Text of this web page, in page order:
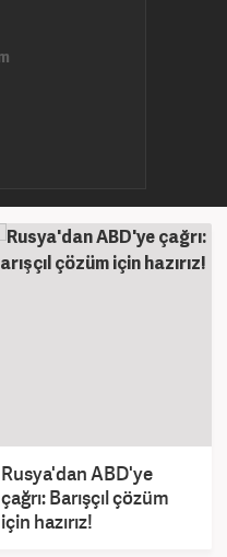
Rusya'dan ABD'ye
çağrı: Barışçıl çözüm
için hazırız!